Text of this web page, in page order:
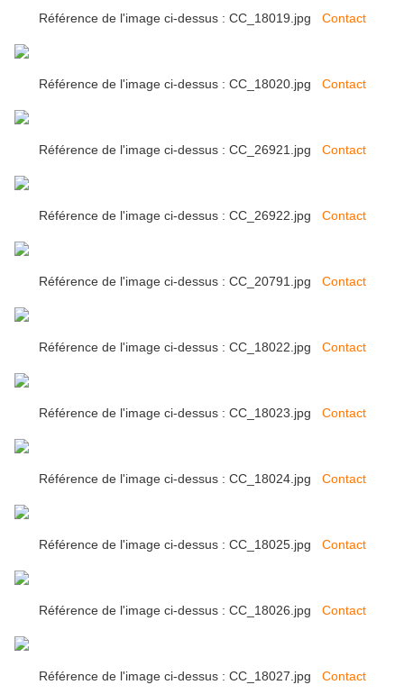
Référence de l'image ci-dessus : CC_18019.jpg Contact
Référence de l'image ci-dessus : CC_18020.jpg Contact
Référence de l'image ci-dessus : CC_26921.jpg Contact
Référence de l'image ci-dessus : CC_26922.jpg Contact
Référence de l'image ci-dessus : CC_20791.jpg Contact
Référence de l'image ci-dessus : CC_18022.jpg Contact
Référence de l'image ci-dessus : CC_18023.jpg Contact
Référence de l'image ci-dessus : CC_18024.jpg Contact
Référence de l'image ci-dessus : CC_18025.jpg Contact
Référence de l'image ci-dessus : CC_18026.jpg Contact
Référence de l'image ci-dessus : CC_18027.jpg Contact